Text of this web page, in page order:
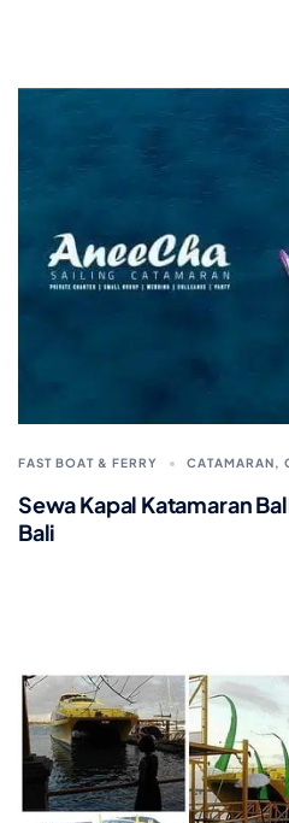
FAST BOAT & FERRY CATAMARAN,
Sewa Kapal Katamaran
Bali